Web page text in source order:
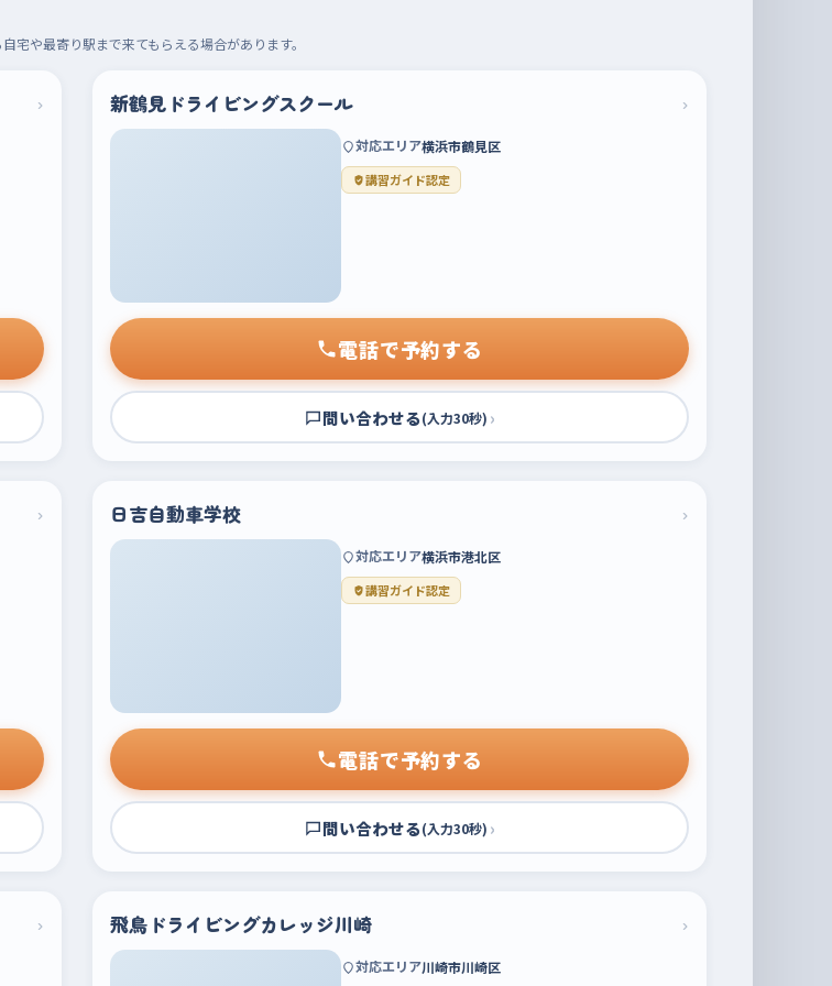
や最寄り駅まで来てもらえる場合があります。
› 新鶴見ドライビングスクール ›
対応エリア横浜市鶴見区
講習ガイド認定
電話で予約する
問い合わせる(入力30秒) ›
› 日吉自動車学校 ›
対応エリア横浜市港北区
講習ガイド認定
電話で予約する
問い合わせる(入力30秒) ›
› 飛鳥ドライビングカレッジ川崎 ›
対応エリア川崎市川崎区